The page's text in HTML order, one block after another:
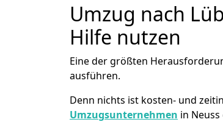
Umzug nach
Hilfe nutzen
Eine der größten
ausführen.
Denn nichts ist kosten- und
Umzugsunternehmen in